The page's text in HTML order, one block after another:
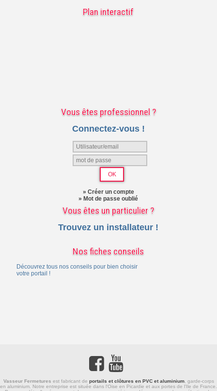
Plan interactif
Vous êtes professionnel ?
Connectez-vous !
» Créer un compte
» Mot de passe oublié
Vous êtes un particulier ?
Trouvez un installateur !
Nos fiches conseils
Découvrez tous nos conseils pour bien choisir
votre portail !
Vasseur Fermetures est fabricant de portails et clôtures en PVC et aluminium, garde-corps
en aluminium. Notre entreprise est située dans l'Oise en Picardie et aux portes de l'Ile de France.